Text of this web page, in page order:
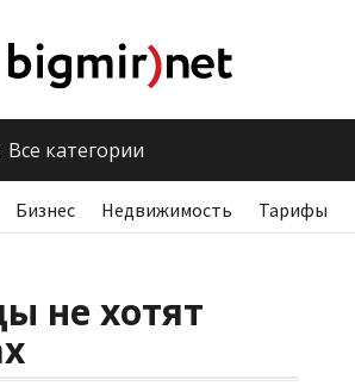
Все категории
Бизнес Недвижимость Тарифы
не хотят